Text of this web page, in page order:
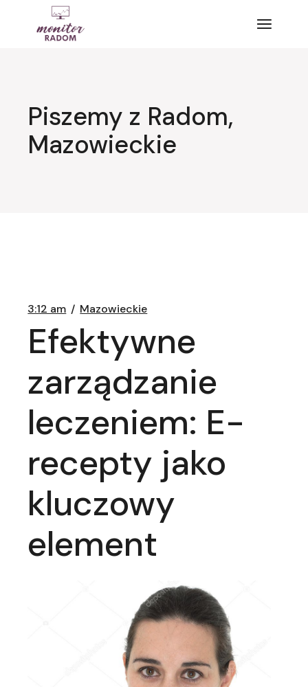
Piszemy z Radom,
Mazowieckie
3:12 am Mazowieckie
Efektywne
zarządzanie
leczeniem: E-
recepty jako
kluczowy
element